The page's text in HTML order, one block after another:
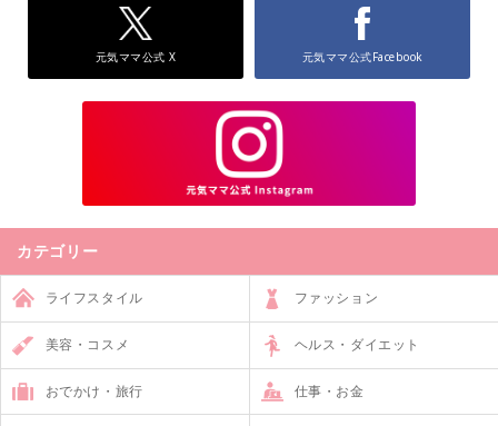
元気ママ公式 X 元気ママ公式Facebook
カテゴリー
ライフスタイル ファッション
美容・コスメ ヘルス・ダイエット
おでかけ・旅行 仕事・お金